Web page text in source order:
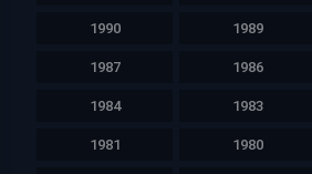
1990 1989
1987 1986
1984 1983
1981 1980